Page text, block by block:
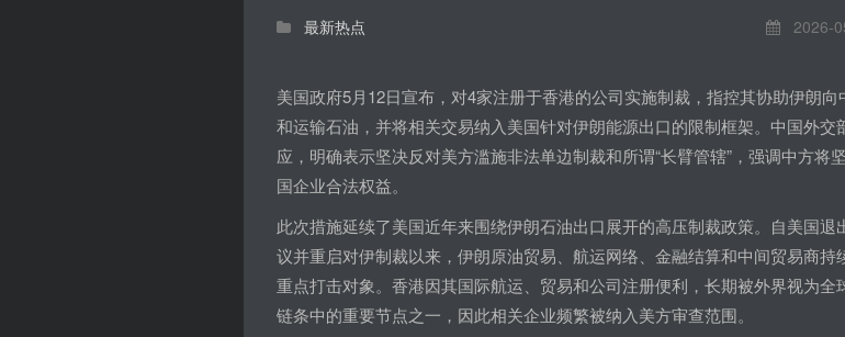
最新热点 2026-
美国政府5月12日宣布，对4家注册于香港的公司实施制裁，指控其协助伊朗向
和运输石油，并将相关交易纳入美国针对伊朗能源出口的限制框架。中国外交
应，明确表示坚决反对美方滥施非法单边制裁和所谓“长臂管辖”，强调中方将
国企业合法权益。
此次措施延续了美国近年来围绕伊朗石油出口展开的高压制裁政策。自美国退
议并重启对伊制裁以来，伊朗原油贸易、航运网络、金融结算和中间贸易商持
重点打击对象。香港因其国际航运、贸易和公司注册便利，长期被外界视为全
链条中的重要节点之一，因此相关企业频繁被纳入美方审查范围。